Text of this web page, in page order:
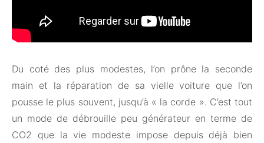
Du coté des plus modestes, l’on prône la seconde
main et la réparation de sa vielle voiture que l’on
pousse le plus souvent, jusqu’à « la corde ». C’est tout
un mode de débrouille peu générateur en terme de
CO2 que la vie modeste impose depuis déjà bien